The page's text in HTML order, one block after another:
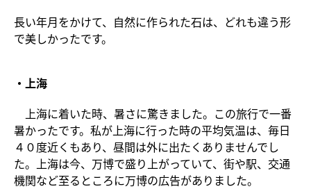
長い年月をかけて、自然に作られた石は、どれも違う形
で美しかったです。
・上海
上海に着いた時、暑さに驚きました。この旅行で一番
暑かったです。私が上海に行った時の平均気温は、毎日
４０度近くもあり、昼間は外に出たくありませんでし
た。上海は今、万博で盛り上がっていて、街や駅、交通
機関など至るところに万博の広告がありました。